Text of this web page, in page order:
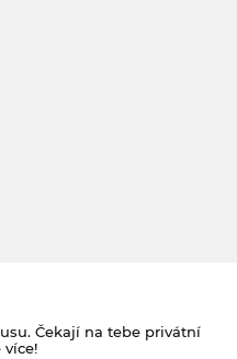
Čekají na tebe privátní
více!